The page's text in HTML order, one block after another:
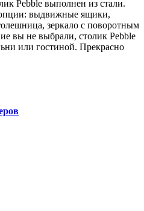
Pebble выполнен из стали.
выдвижные ящики,
зеркало с поворотным
вы не выбрали, столик Pebble
или гостиной. Прекрасно